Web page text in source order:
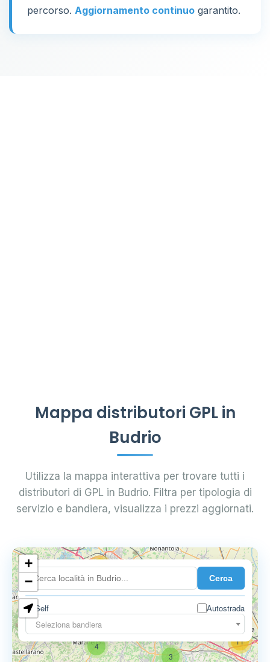
percorso. Aggiornamento continuo garantito.
Mappa distributori GPL in
Budrio
Utilizza la mappa interattiva per trovare tutti i
distributori di GPL in Budrio. Filtra per tipologia di
servizio e bandiera, visualizza i prezzi aggiornati.
Cerca
Self
Autostrada
Seleziona bandiera
4
11
18
9
3
11
+
−